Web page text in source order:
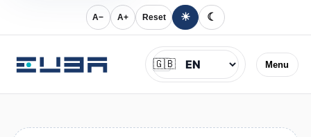
A− A+ Reset ☀ ☾
Menu
Jazyk
🇬🇧